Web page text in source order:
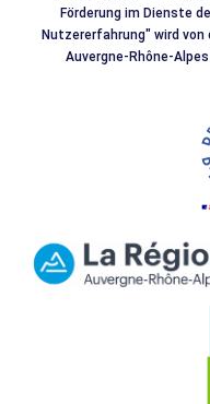
Förderung im Dienste
Nutzererfahrung" wird von
Auvergne-Rhône-